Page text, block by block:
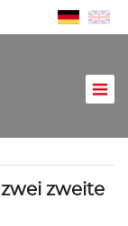
zweite